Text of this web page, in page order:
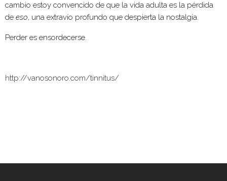
cambio estoy convencido de que la vida adulta es la pérdida
de eso, una extravío profundo que despierta la nostalgia.
Perder es ensordecerse.
http://vanosonoro.com/tinnitus/